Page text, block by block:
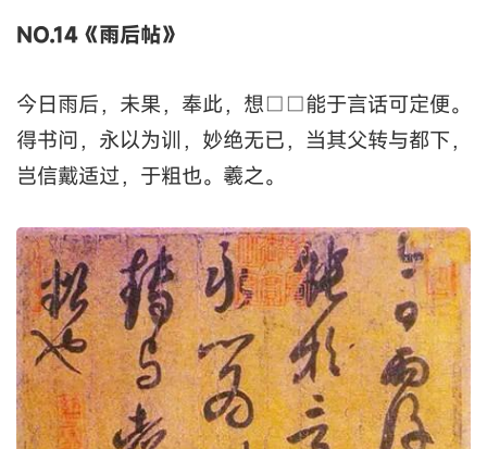
NO.14《雨后帖》
今日雨后，未果，奉此，想□□能于言话可定便。
得书问，永以为训，妙绝无已，当其父转与都下，
岂信戴适过，于粗也。羲之。